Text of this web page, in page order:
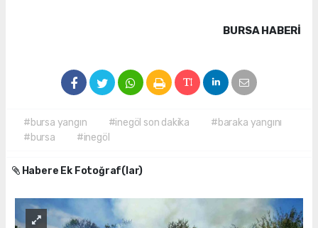
BURSA HABERİ
#bursa yangın #inegöl son dakika
#baraka yangını
#bursa
#inegöl
Habere Ek Fotoğraf(lar)